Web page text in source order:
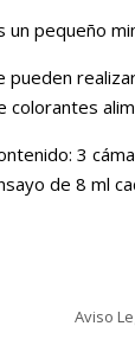
un pequeño
pueden
colorantes
3
de 8 ml
Aviso